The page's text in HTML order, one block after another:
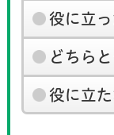
役に立っ
どちら
役に立